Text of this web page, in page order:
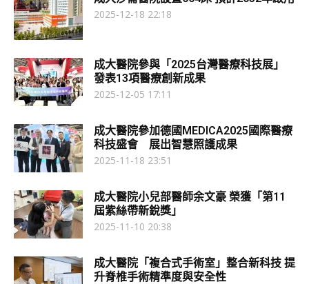
2025-12-18 22:18
成大醫院參與「2025台灣醫療科技展」
發表13項醫療創新成果
2025-12-05 17:11
成大醫院參加德國MEDICA2025國際醫療
科技盛會 展出智慧照護成果
2025-11-18 23:51
成大醫院小兒部醫師余文豪 榮獲「第11
屆紫絲帶新銳獎」
2025-11-10 20:38
成大醫院「複合式手術室」整合新科技 提
升脊椎手術精準度與安全性